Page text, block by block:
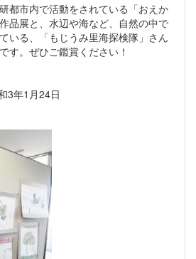
都市内で活動をされている「おえか
品展と、水辺や海など、自然の中で
いる、「もじうみ里海探検隊」さん
す。ぜひご鑑賞ください！
3年1月24日